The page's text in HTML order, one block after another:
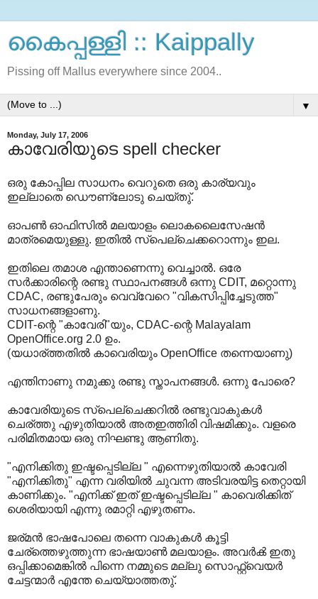
കൈപ്പള്ളി :: Kaippally
Pissing off Mallus everywhere since 2004..
▼
Monday, July 17, 2006
കാവേരിയുടെ spell checker
ഒരു കോപ്പില സാധനം വെറുതെ ഒരു കാര്യവും
ഇല്ലാതെ ഡൌണ്ലോടു ചെയ്തു്.
ഓപണ്‍ ഓഫിസില്‍ മലയാളം ലൊകലൈസേഷന്‍
മാത്രമെയുള്ളു. ഇതില്‍ സ്പെല്ചെക്കറൊന്നും ഇല.
ഇതിലെ തമാശ എന്താണെന്നു വെച്ചാല്‍. ഒരേ
സര്‍ക്കാരിന്റെ രണ്ടു സ്ഥാപനങ്ങള്‍ ഒന്നു CDIT, മറ്റൊന്നു
CDAC, രണ്ടുപേരും വെവ്വേറെ "വികസിപ്പിച്ചേടുത്ത"
സാധനങ്ങളാണു.
CDIT-ന്റെ "കാവേരി"യും, CDAC-ന്റെ Malayalam
OpenOffice.org 2.0 ഉം.
(യധാര്ത്തതില്‍ കാവെരിയും OpenOffice തന്നെയാണു)
എന്തിനാണു നമുക്കു രണ്ടു സ്താപനങ്ങള്‍. ഒന്നു പോരെ?
കാവേരിയുടെ സ്പെല്ചെക്കറില്‍ രണ്ടുവാകുകള്‍
ചെര്ത്തു എഴുതിയാല്‍ അതഇത്തിരി വിഷമിക്കും. വളരെ
പരിമിതമായ ഒരു നിഘണ്ടു ആണിതു.
"എനിക്കിതു ഇഷ്ടപ്പെടില്ല " എന്നെഴുതിയാല്‍ കാവേരി
"എനിക്കിതു" എന്ന വരിയില്‍ ചുവന്ന അടിവരയിട്ട തെറ്റായി
കാണിക്കും. "എനിക്ക് ഇത് ഇഷ്ടപ്പെടില്ല " കാവെരിക്കിത്
ശെരിയായി എന്നു രമാറ്റി എഴുതണം.
ജര്മന്‍ ഭാഷപോലെ തന്നെ വാകുകള്‍ കൂട്ടി
ചേര്ത്തെഴുത്തുന്ന ഭാഷയാണ്‍ മലയാളം. അവര്‍ക്‍ ഇതു
ഒപ്പിക്കാമെങ്കില്‍ പിന്നെ നമ്മുടെ മല്ലു സൊഫ്റ്റ്വെയര്‍
ചേട്ടന്മാര്‍ എന്തേ ചെയ്യാത്തതു്.